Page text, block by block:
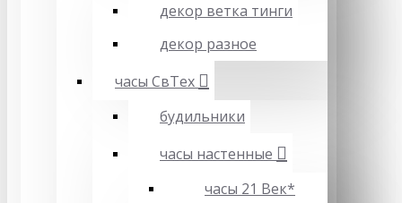
декор ветка тинги
декор разное
часы СвТех
будильники
часы настенные
часы 21 Век*